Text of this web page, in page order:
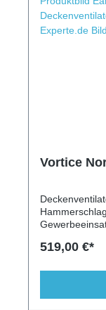
Vortice
519,00 €*